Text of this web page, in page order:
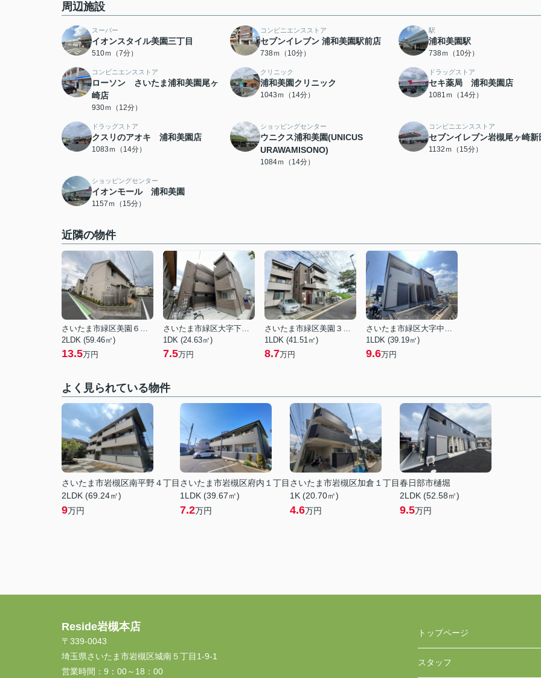
周辺施設
スーパー
イオンスタイル美園三丁目
510ｍ（7分）
コンビニエンスストア
セブンイレブン 浦和美園駅前店
738ｍ（10分）
駅
浦和美園駅
738ｍ（10分）
コンビニエンスストア
ローソン さいたま浦和美園尾ヶ
崎店
930ｍ（12分）
クリニック
浦和美園クリニック
1043ｍ（14分）
ドラッグストア
セキ薬局 浦和美園店
1081ｍ（14分）
ドラッグストア
クスリのアオキ 浦和美園店
1083ｍ（14分）
ショッピングセンター
ウニクス浦和美園(UNICUS
URAWAMISONO)
1084ｍ（14分）
コンビニエンスストア
セブンイレブン岩槻尾ヶ崎新
1132ｍ（15分）
ショッピングセンター
イオンモール 浦和美園
1157ｍ（15分）
近隣の物件
さいたま市緑区美園６丁目
2LDK (59.46㎡)
13.5万円
さいたま市緑区大字下野田
1DK (24.63㎡)
7.5万円
さいたま市緑区美園３丁目
1LDK (41.51㎡)
8.7万円
さいたま市緑区大字中野田
1LDK (39.19㎡)
9.6万円
よく見られている物件
さいたま市岩槻区南平野４丁目
2LDK (69.24㎡)
9万円
さいたま市岩槻区府内１丁目
1LDK (39.67㎡)
7.2万円
さいたま市岩槻区加倉１丁目
1K (20.70㎡)
4.6万円
春日部市樋堀
2LDK (52.58㎡)
9.5万円
Reside岩槻本店
〒339-0043
埼玉県さいたま市岩槻区城南５丁目1-9-1
営業時間： 9：00～18：00
トップページ
スタッフ